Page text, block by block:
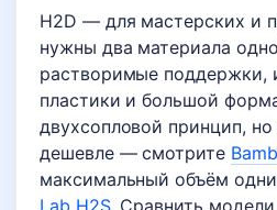
H2D — для мастерских и
нужны два материала
растворимые поддержки,
пластики и большой
двухсопловой принцип,
дешевле — смотрите
максимальный объём
Lab H2S. Сравнить